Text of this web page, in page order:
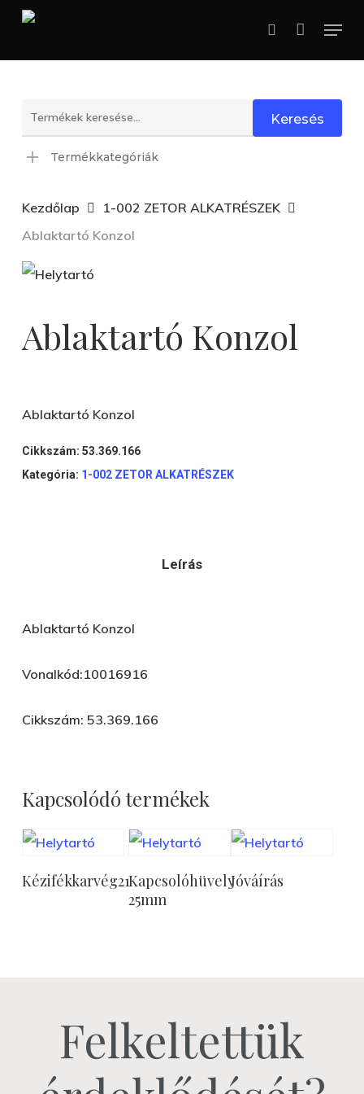
Skip
main
search
Menu
Keresés
a
következőre:
Keresés
Termékkategóriák
Kezdőlap
1-002 ZETOR ALKATRÉSZEK
Ablaktartó Konzol
Ablaktartó Konzol
Ablaktartó Konzol
Cikkszám: 53.369.166
Kategória: 1-002 ZETOR ALKATRÉSZEK
Leírás
Ablaktartó Konzol
Vonalkód:10016916
Cikkszám: 53.369.166
Kapcsolódó termékek
Tovább
Kézifékkarvég21
Tovább
Kapcsolóhüvely
25mm
Tovább
Jóváírás
Felkeltettük